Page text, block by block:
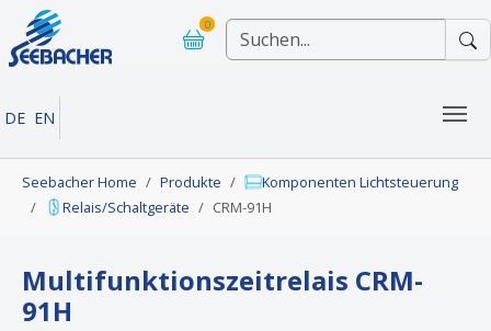
Skip to main navigation
Skip to main content
Skip to page footer
0
DE EN
Seebacher Home Produkte
Komponenten Lichtsteuerung
Relais/Schaltgeräte
CRM-91H
Multifunktionszeitrelais CRM-
91H